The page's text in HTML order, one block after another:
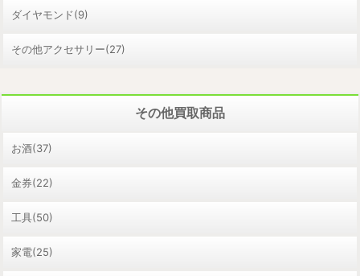
ダイヤモンド(9)
その他アクセサリー(27)
その他買取商品
お酒(37)
金券(22)
工具(50)
家電(25)